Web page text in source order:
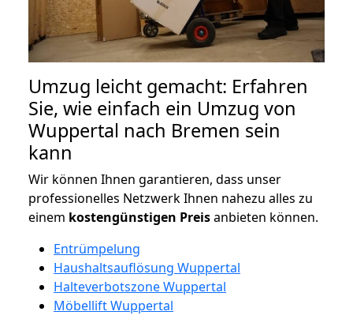
Umzug leicht gemacht: Erfahren
Sie, wie einfach ein Umzug von
Wuppertal nach Bremen sein
kann
Wir können Ihnen garantieren, dass unser
professionelles Netzwerk Ihnen nahezu alles zu
einem kostengünstigen Preisanbieten können.
Entrümpelung
Haushaltsauflösung Wuppertal
Halteverbotszone Wuppertal
Möbellift Wuppertal